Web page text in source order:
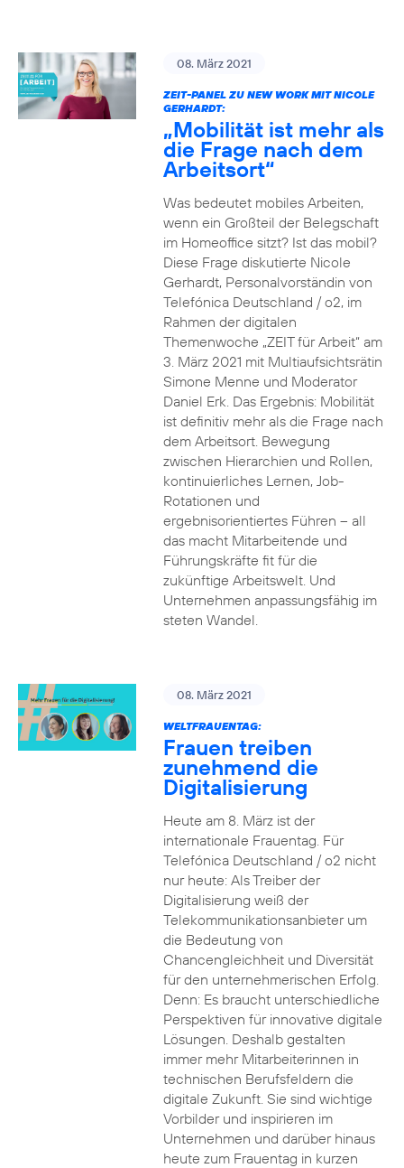
08. März 2021
ZEIT-PANEL ZU NEW WORK MIT NICOLE
GERHARDT:
„Mobilität ist mehr als
die Frage nach dem
Arbeitsort“
Was bedeutet mobiles Arbeiten,
wenn ein Großteil der Belegschaft
im Homeoffice sitzt? Ist das mobil?
Diese Frage diskutierte Nicole
Gerhardt, Personalvorständin von
Telefónica Deutschland / o2, im
Rahmen der digitalen
Themenwoche „ZEIT für Arbeit“ am
3. März 2021 mit Multiaufsichtsrätin
Simone Menne und Moderator
Daniel Erk. Das Ergebnis: Mobilität
ist definitiv mehr als die Frage nach
dem Arbeitsort. Bewegung
zwischen Hierarchien und Rollen,
kontinuierliches Lernen, Job-
Rotationen und
ergebnisorientiertes Führen – all
das macht Mitarbeitende und
Führungskräfte fit für die
zukünftige Arbeitswelt. Und
Unternehmen anpassungsfähig im
steten Wandel.
08. März 2021
WELTFRAUENTAG:
Frauen treiben
zunehmend die
Digitalisierung
Heute am 8. März ist der
internationale Frauentag. Für
Telefónica Deutschland / o2 nicht
nur heute: Als Treiber der
Digitalisierung weiß der
Telekommunikationsanbieter um
die Bedeutung von
Chancengleichheit und Diversität
für den unternehmerischen Erfolg.
Denn: Es braucht unterschiedliche
Perspektiven für innovative digitale
Lösungen. Deshalb gestalten
immer mehr Mitarbeiterinnen in
technischen Berufsfeldern die
digitale Zukunft. Sie sind wichtige
Vorbilder und inspirieren im
Unternehmen und darüber hinaus
heute zum Frauentag in kurzen